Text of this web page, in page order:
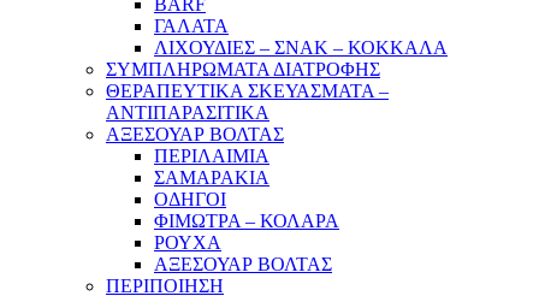
BARF
ΓΑΛΑΤΑ
ΛΙΧΟΥΔΙΕΣ – ΣΝΑΚ – ΚΟΚΚΑΛΑ
ΣΥΜΠΛΗΡΩΜΑΤΑ ΔΙΑΤΡΟΦΗΣ
ΘΕΡΑΠΕΥΤΙΚΑ ΣΚΕΥΑΣΜΑΤΑ –
ΑΝΤΙΠΑΡΑΣΙΤΙΚΑ
ΑΞΕΣΟΥΑΡ ΒΟΛΤΑΣ
ΠΕΡΙΛΑΙΜΙΑ
ΣΑΜΑΡΑΚΙΑ
ΟΔΗΓΟΙ
ΦΙΜΩΤΡΑ – ΚΟΛΑΡΑ
ΡΟΥΧΑ
ΑΞΕΣΟΥΑΡ ΒΟΛΤΑΣ
ΠΕΡΙΠΟΙΗΣΗ